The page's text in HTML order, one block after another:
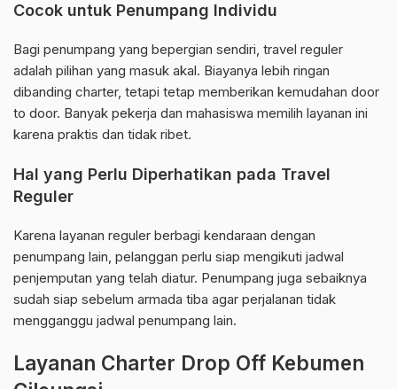
Cocok untuk Penumpang Individu
Bagi penumpang yang bepergian sendiri, travel reguler
adalah pilihan yang masuk akal. Biayanya lebih ringan
dibanding charter, tetapi tetap memberikan kemudahan door
to door. Banyak pekerja dan mahasiswa memilih layanan ini
karena praktis dan tidak ribet.
Hal yang Perlu Diperhatikan pada Travel
Reguler
Karena layanan reguler berbagi kendaraan dengan
penumpang lain, pelanggan perlu siap mengikuti jadwal
penjemputan yang telah diatur. Penumpang juga sebaiknya
sudah siap sebelum armada tiba agar perjalanan tidak
mengganggu jadwal penumpang lain.
Layanan Charter Drop Off Kebumen